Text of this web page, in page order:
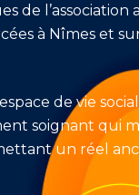
de
à Nîmes et
de vie
soignant qui
un réel